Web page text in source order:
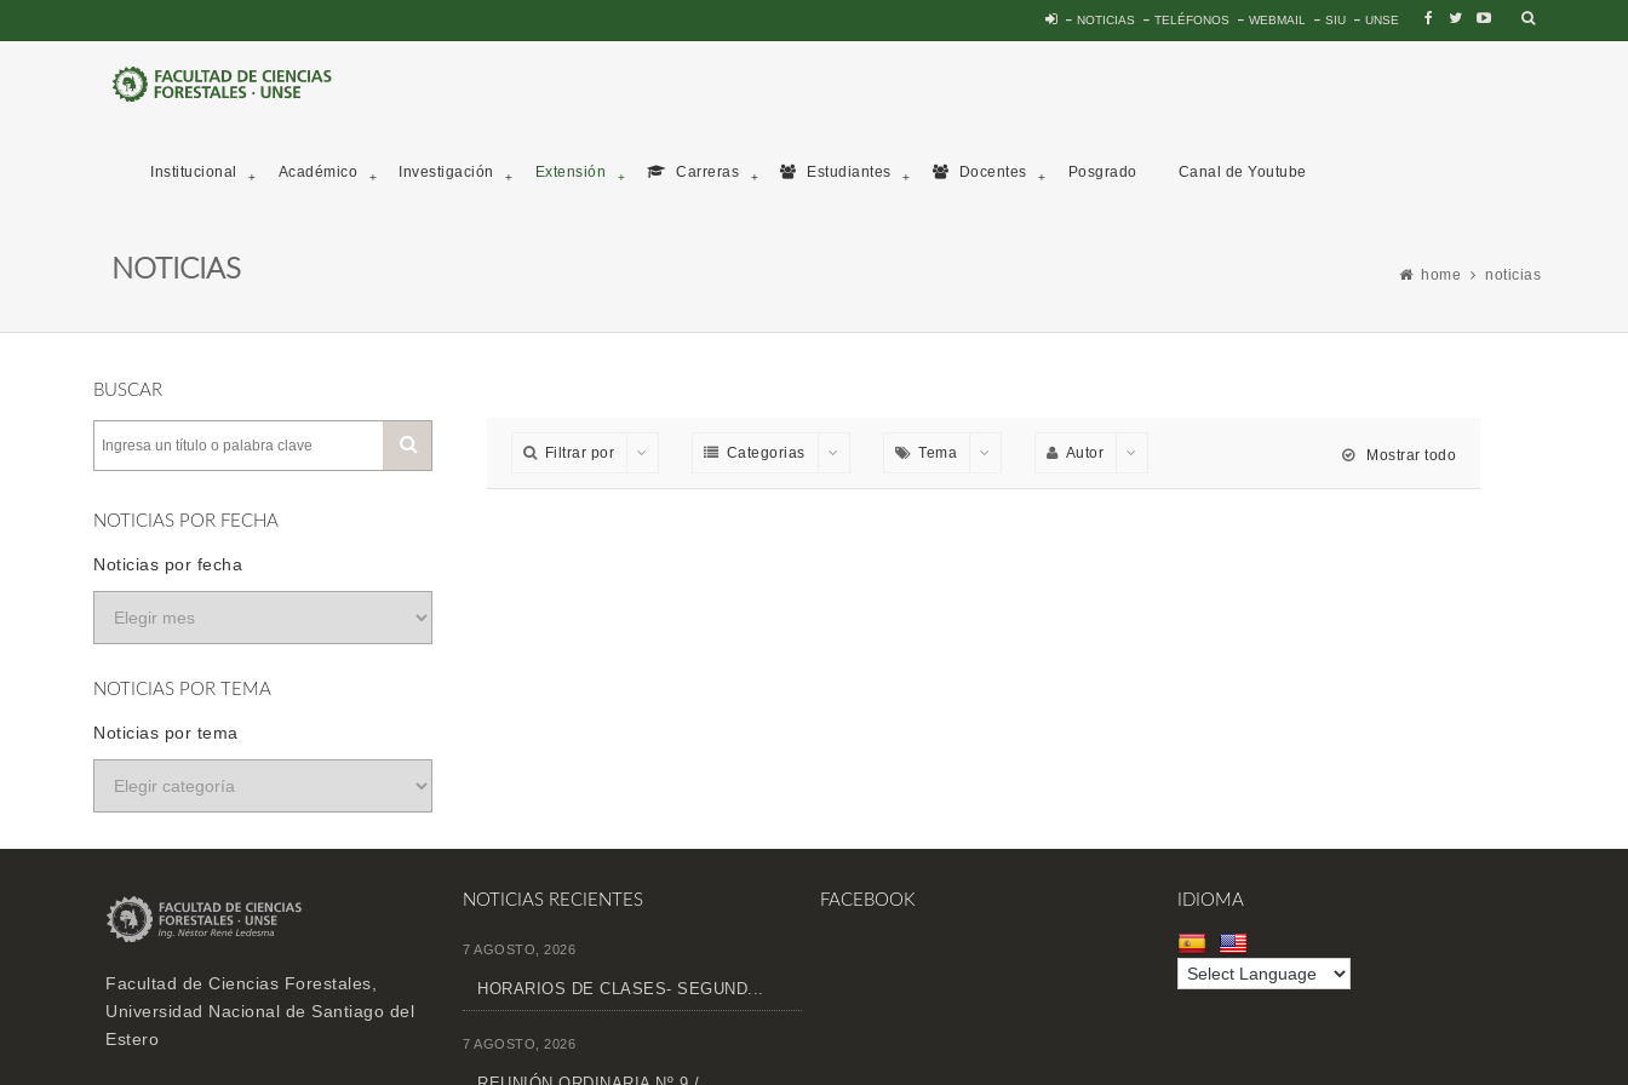
NOTICIAS TELÉFONOS WEBMAIL SIU UNSE
Institucional Académico Investigación Extensión Carreras Estudiantes Docentes Posgrado Canal de Youtube
NOTICIAS home noticias
BUSCAR
NOTICIAS POR FECHA
Noticias por fecha
NOTICIAS POR TEMA
Noticias por tema
Filtrar por Categorias Tema Autor Mostrar todo
Facultad de Ciencias Forestales,
Universidad Nacional de Santiago del
Estero
NOTICIAS RECIENTES
7 AGOSTO, 2026
HORARIOS DE CLASES- SEGUND...
7 AGOSTO, 2026
FACEBOOK IDIOMA